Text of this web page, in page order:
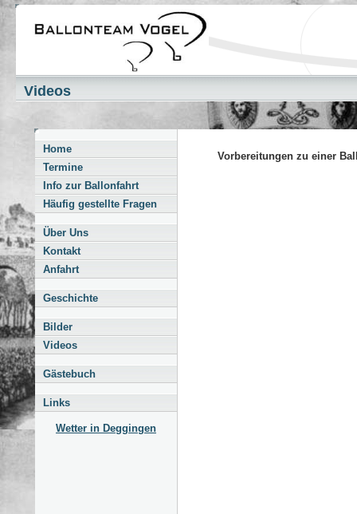
Videos
Home
Termine
Info zur Ballonfahrt
Häufig gestellte Fragen
Über Uns
Kontakt
Anfahrt
Geschichte
Bilder
Videos
Gästebuch
Links
Wetter in Deggingen
Vorbereitungen zu einer